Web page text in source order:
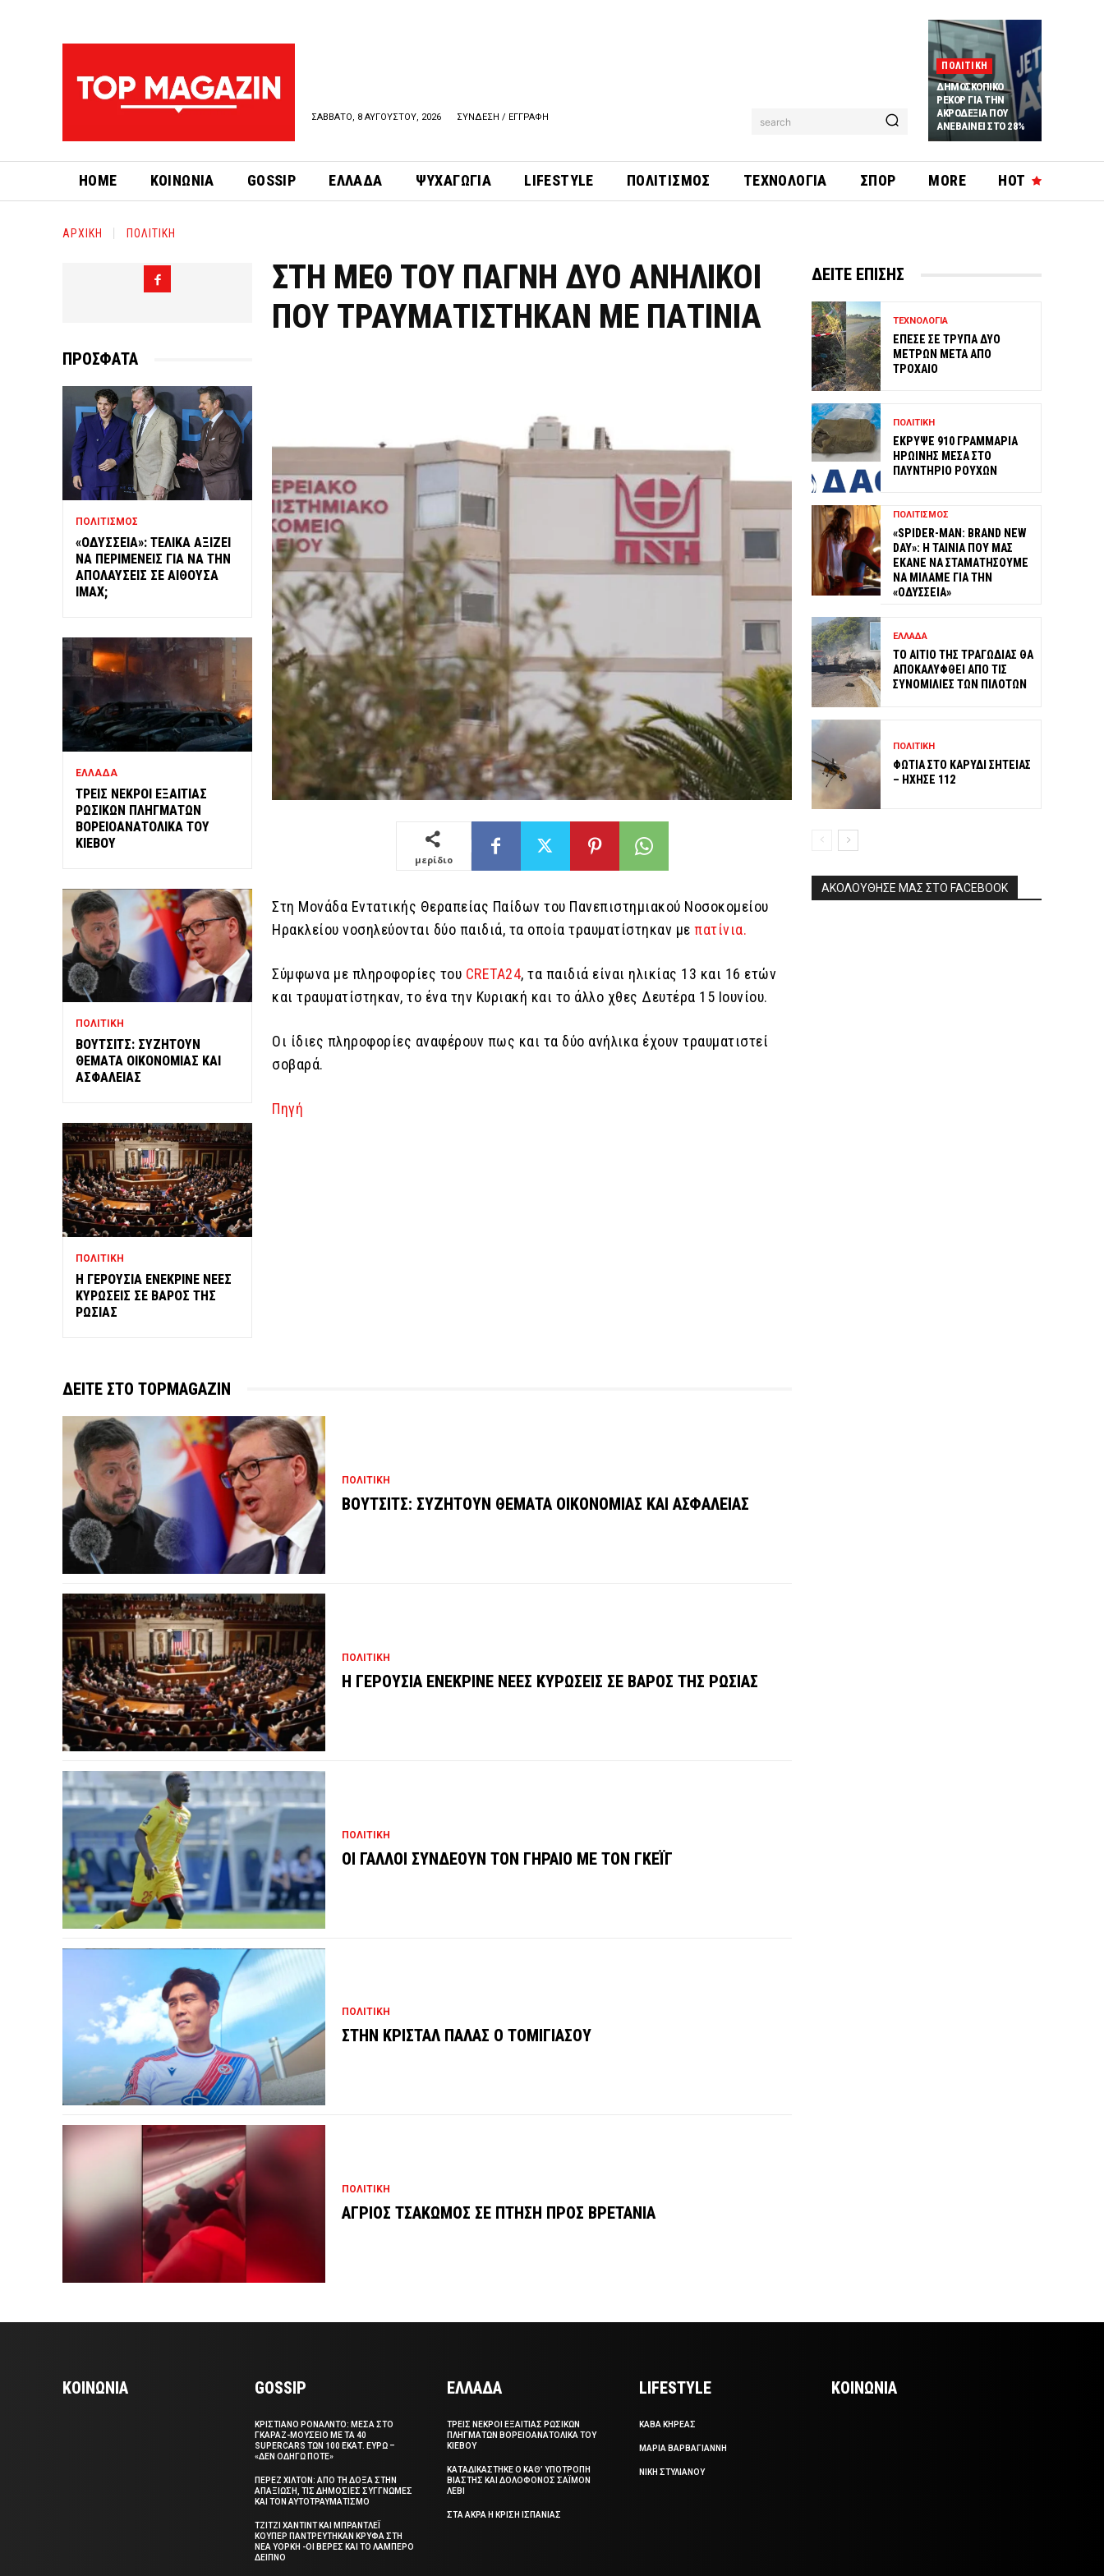
ΣΑΒΒΑΤΟ, 8 ΑΥΓΟΥΣΤΟΥ, 2026 ΣΥΝΔΕΣΗ / ΕΓΓΡΑΦΗ search
ΠΟΛΙΤΙΚΗ
ΔΗΜΟΣΚΟΠΙΚΟ
ΡΕΚΟΡ ΓΙΑ ΤΗΝ
ΑΚΡΟΔΕΞΙΑ ΠΟΥ
ΑΝΕΒΑΙΝΕΙ ΣΤΟ 28%
HOT
HOME ΚΟΙΝΩΝΙΑ GOSSIP ΕΛΛΑΔΑ ΨΥΧΑΓΩΓΙΑ LIFESTYLE ΠΟΛΙΤΙΣΜΟΣ ΤΕΧΝΟΛΟΓΙΑ ΣΠΟΡ MORE
ΑΡΧΙΚΗ ΠΟΛΙΤΙΚΗ
ΠΡΟΣΦΑΤΑ
ΠΟΛΙΤΙΣΜΟΣ
«ΟΔΥΣΣΕΙΑ»: ΤΕΛΙΚΑ ΑΞΙΖΕΙ
ΝΑ ΠΕΡΙΜΕΝΕΙΣ ΓΙΑ ΝΑ ΤΗΝ
ΑΠΟΛΑΥΣΕΙΣ ΣΕ ΑΙΘΟΥΣΑ
IMAX;
ΕΛΛΑΔΑ
ΤΡΕΙΣ ΝΕΚΡΟΙ ΕΞΑΙΤΙΑΣ
ΡΩΣΙΚΩΝ ΠΛΗΓΜΑΤΩΝ
ΒΟΡΕΙΟΑΝΑΤΟΛΙΚΑ ΤΟΥ
ΚΙΕΒΟΥ
ΠΟΛΙΤΙΚΗ
ΒΟΥΤΣΙΤΣ: ΣΥΖΗΤΟΥΝ
ΘΕΜΑΤΑ ΟΙΚΟΝΟΜΙΑΣ ΚΑΙ
ΑΣΦΑΛΕΙΑΣ
ΠΟΛΙΤΙΚΗ
Η ΓΕΡΟΥΣΙΑ ΕΝΕΚΡΙΝΕ ΝΕΕΣ
ΚΥΡΩΣΕΙΣ ΣΕ ΒΑΡΟΣ ΤΗΣ
ΡΩΣΙΑΣ
ΣΤΗ ΜΕΘ ΤΟΥ ΠΑΓΝΗ ΔΥΟ ΑΝΗΛΙΚΟΙ
ΠΟΥ ΤΡΑΥΜΑΤΙΣΤΗΚΑΝ ΜΕ ΠΑΤΙΝΙΑ
μερίδιο
Στη Μονάδα Εντατικής Θεραπείας Παίδων του Πανεπιστημιακού Νοσοκομείου
Ηρακλείου νοσηλεύονται δύο παιδιά, τα οποία τραυματίστηκαν μεπατίνια.
Σύμφωνα με πληροφορίες του CRETA24, τα παιδιά είναι ηλικίας 13 και 16 ετών
και τραυματίστηκαν, το ένα την Κυριακή και το άλλο χθες Δευτέρα 15 Ιουνίου.
Οι ίδιες πληροφορίες αναφέρουν πως και τα δύο ανήλικα έχουν τραυματιστεί
σοβαρά.
Πηγή
ΔΕΙΤΕ ΣΤΟ TOPMAGAZIN
ΠΟΛΙΤΙΚΗ
ΒΟΥΤΣΙΤΣ: ΣΥΖΗΤΟΥΝ ΘΕΜΑΤΑ ΟΙΚΟΝΟΜΙΑΣ ΚΑΙ ΑΣΦΑΛΕΙΑΣ
ΠΟΛΙΤΙΚΗ
Η ΓΕΡΟΥΣΙΑ ΕΝΕΚΡΙΝΕ ΝΕΕΣ ΚΥΡΩΣΕΙΣ ΣΕ ΒΑΡΟΣ ΤΗΣ ΡΩΣΙΑΣ
ΠΟΛΙΤΙΚΗ
ΟΙ ΓΑΛΛΟΙ ΣΥΝΔΕΟΥΝ ΤΟΝ ΓΗΡΑΙΟ ΜΕ ΤΟΝ ΓΚΕΪΓ
ΠΟΛΙΤΙΚΗ
ΣΤΗΝ ΚΡΙΣΤΑΛ ΠΑΛΑΣ Ο ΤΟΜΙΓΙΑΣΟΥ
ΠΟΛΙΤΙΚΗ
ΑΓΡΙΟΣ ΤΣΑΚΩΜΟΣ ΣΕ ΠΤΗΣΗ ΠΡΟΣ ΒΡΕΤΑΝΙΑ
ΔΕΙΤΕ ΕΠΙΣΗΣ
ΤΕΧΝΟΛΟΓΙΑ
ΕΠΕΣΕ ΣΕ ΤΡΥΠΑ ΔΥΟ
ΜΕΤΡΩΝ ΜΕΤΑ ΑΠΟ
ΤΡΟΧΑΙΟ
ΠΟΛΙΤΙΚΗ
ΕΚΡΥΨΕ 910 ΓΡΑΜΜΑΡΙΑ
ΗΡΩΙΝΗΣ ΜΕΣΑ ΣΤΟ
ΠΛΥΝΤΗΡΙΟ ΡΟΥΧΩΝ
ΠΟΛΙΤΙΣΜΟΣ
«SPIDER-MAN: BRAND NEW
DAY»: Η ΤΑΙΝΙΑ ΠΟΥ ΜΑΣ
ΕΚΑΝΕ ΝΑ ΣΤΑΜΑΤΗΣΟΥΜΕ
ΝΑ ΜΙΛΑΜΕ ΓΙΑ ΤΗΝ
«ΟΔΥΣΣΕΙΑ»
ΕΛΛΑΔΑ
ΤΟ ΑΙΤΙΟ ΤΗΣ ΤΡΑΓΩΔΙΑΣ ΘΑ
ΑΠΟΚΑΛΥΦΘΕΙ ΑΠΟ ΤΙΣ
ΣΥΝΟΜΙΛΙΕΣ ΤΩΝ ΠΙΛΟΤΩΝ
ΠΟΛΙΤΙΚΗ
ΦΩΤΙΑ ΣΤΟ ΚΑΡΥΔΙ ΣΗΤΕΙΑΣ
– ΗΧΗΣΕ 112
ΑΚΟΛΟΥΘΗΣΕ ΜΑΣ ΣΤΟ FACEBOOK
ΚΟΙΝΩΝΙΑ GOSSIP
ΚΡΙΣΤΙΑΝΟ ΡΟΝΑΛΝΤΟ: ΜΕΣΑ ΣΤΟ
ΓΚΑΡΑΖ-ΜΟΥΣΕΙΟ ΜΕ ΤΑ 40
SUPERCARS ΤΩΝ 100 ΕΚΑΤ. ΕΥΡΩ –
«ΔΕΝ ΟΔΗΓΩ ΠΟΤΕ»
ΠΕΡΕΖ ΧΙΛΤΟΝ: ΑΠΟ ΤΗ ΔΟΞΑ ΣΤΗΝ
ΑΠΑΞΙΩΣΗ, ΤΙΣ ΔΗΜΟΣΙΕΣ ΣΥΓΓΝΩΜΕΣ
ΚΑΙ ΤΟΝ ΑΥΤΟΤΡΑΥΜΑΤΙΣΜΟ
ΤΖΙΤΖΙ ΧΑΝΤΙΝΤ ΚΑΙ ΜΠΡΑΝΤΛΕΪ
ΚΟΥΠΕΡ ΠΑΝΤΡΕΥΤΗΚΑΝ ΚΡΥΦΑ ΣΤΗ
ΝΕΑ ΥΟΡΚΗ -ΟΙ ΒΕΡΕΣ ΚΑΙ ΤΟ ΛΑΜΠΕΡΟ
ΔΕΙΠΝΟ
ΕΛΛΑΔΑ
ΤΡΕΙΣ ΝΕΚΡΟΙ ΕΞΑΙΤΙΑΣ ΡΩΣΙΚΩΝ
ΠΛΗΓΜΑΤΩΝ ΒΟΡΕΙΟΑΝΑΤΟΛΙΚΑ ΤΟΥ
ΚΙΕΒΟΥ
ΚΑΤΑΔΙΚΑΣΤΗΚΕ Ο ΚΑΘ’ ΥΠΟΤΡΟΠΗ
ΒΙΑΣΤΗΣ ΚΑΙ ΔΟΛΟΦΟΝΟΣ ΣΑΪΜΟΝ
ΛΕΒΙ
ΣΤΑ ΑΚΡΑ Η ΚΡΙΣΗ ΙΣΠΑΝΙΑΣ
LIFESTYLE
ΚΑΒΑ ΚΗΡΕΑΣ
ΜΑΡΙΑ ΒΑΡΒΑΓΙΑΝΝΗ
ΝΙΚΗ ΣΤΥΛΙΑΝΟΥ
ΚΟΙΝΩΝΙΑ